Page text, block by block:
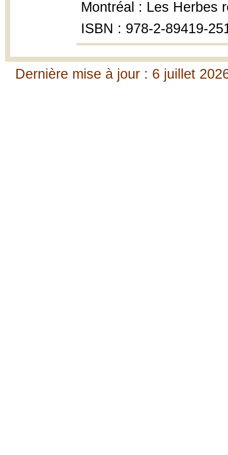
Montréal : Les Herbes
ISBN : 978-2-89419-
Dernière mise à jour : 6 juillet